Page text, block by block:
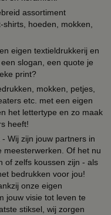
assortiment
hoeden, mokken,
eigen textieldrukkerij en
slogan, een quote je
print?
mokken, petjes,
etc. met een eigen
het lettertype en zo maak
heeft!
Wij zijn jouw partners in
meesterwerken. Of het nu
of zelfs koussen zijn - als
bedrukken voor jou!
onze eigen
jouw visie tot leven te
stiksel, wij zorgen